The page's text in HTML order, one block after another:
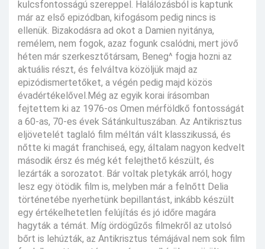
kulcsfontosságú szereppel. Halálozásból is kaptunk
már az első epizódban, kifogásom pedig nincs is
ellenük. Bizakodásra ad okot a Damien nyitánya,
remélem, nem fogok, azaz fogunk csalódni, mert jövő
héten már szerkesztőtársam, Beneg^ fogja hozni az
aktuális részt, és felváltva közöljük majd az
epizódismertetőket, a végén pedig majd közös
évadértékelővel.Még az egyik korai írásomban
fejtettem ki az 1976-os Omen mérföldkő fontosságát
a 60-as, 70-es évek Sátánkultuszában. Az Antikrisztus
eljövetelét taglaló film méltán vált klasszikussá, és
nőtte ki magát franchiseá, egy, általam nagyon kedvelt
második érsz és még két felejthető készült, és
lezárták a sorozatot. Bár voltak pletykák arról, hogy
lesz egy ötödik film is, melyben már a felnőtt Delia
történetébe nyerhetünk bepillantást, inkább készült
egy értékelhetetlen felújítás és jó időre magára
hagyták a témát. Míg ördögűzős filmekről az utolsó
bőrt is lehúzták, az Antikrisztus témájával nem sok film